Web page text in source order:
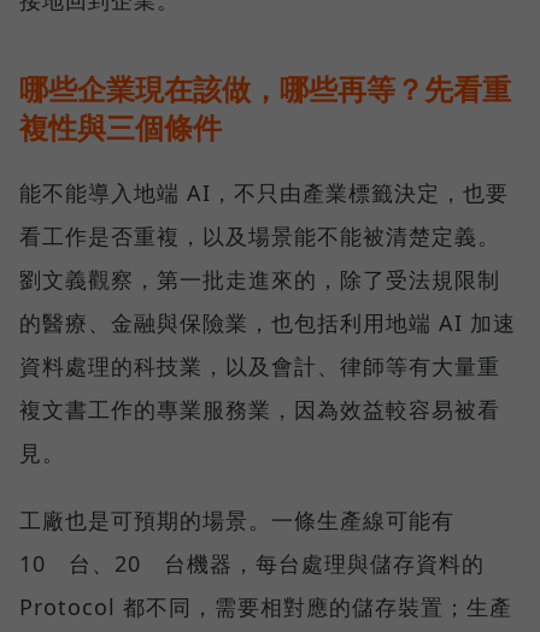
哪些企業現在該做，哪些再等？先看重
複性與三個條件
能不能導入地端 AI，不只由產業標籤決定，也要
看工作是否重複，以及場景能不能被清楚定義。
劉文義觀察，第一批走進來的，除了受法規限制
的醫療、金融與保險業，也包括利用地端 AI 加速
資料處理的科技業，以及會計、律師等有大量重
複文書工作的專業服務業，因為效益較容易被看
見。
工廠也是可預期的場景。一條生產線可能有
10 台、20 台機器，每台處理與儲存資料的
Protocol 都不同，需要相對應的儲存裝置；生產